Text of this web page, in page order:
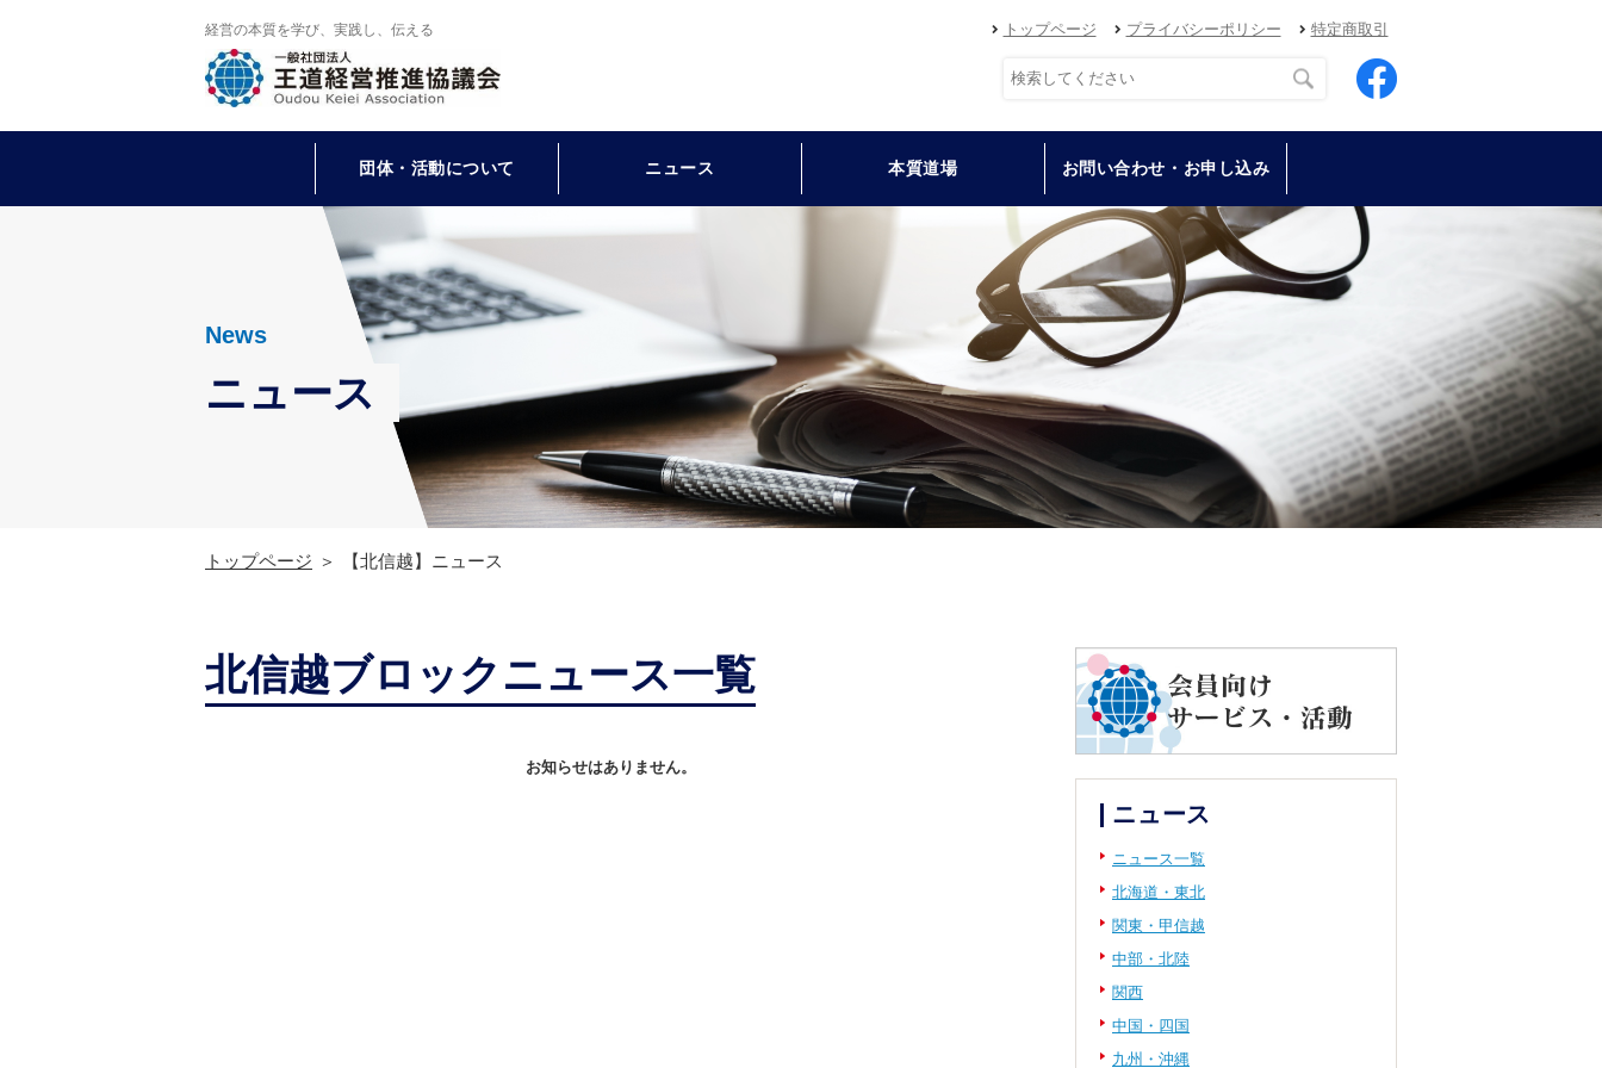
経営の本質を学び、実践し、伝える トップページ プライバシーポリシー 特定商取引
団体・活動について ニュース 本質道場 お問い合わせ・お申し込み
News
ニュース
トップページ 【北信越】ニュース
北信越ブロックニュース一覧
お知らせはありません。
ニュース
ニュース一覧
北海道・東北
関東・甲信越
中部・北陸
関西
中国・四国
九州・沖縄